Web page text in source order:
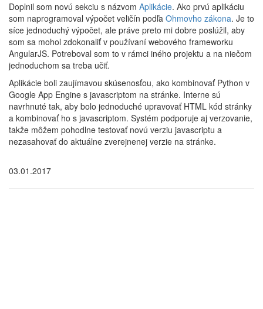
Doplnil som novú sekciu s názvom Aplikácie. Ako prvú aplikáciu
som naprogramoval výpočet veličín podľa Ohmovho zákona. Je to
síce jednoduchý výpočet, ale práve preto mi dobre poslúžil, aby
som sa mohol zdokonaliť v používaní webového frameworku
AngularJS. Potreboval som to v rámci iného projektu a na niečom
jednoduchom sa treba učiť.
Aplikácie boli zaujímavou skúsenosťou, ako kombinovať Python v
Google App Engine s javascriptom na stránke. Interne sú
navrhnuté tak, aby bolo jednoduché upravovať HTML kód stránky
a kombinovať ho s javascriptom. Systém podporuje aj verzovanie,
takže môžem pohodlne testovať novú verziu javascriptu a
nezasahovať do aktuálne zverejnenej verzie na stránke.
03.01.2017